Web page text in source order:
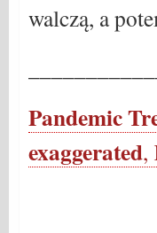
walczą, a
Pandemic
exaggerated,